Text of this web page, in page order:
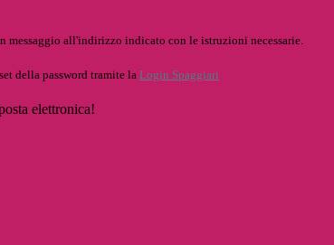
messaggio all'indirizzo indicato con le istruzioni necessarie.
della password tramite la Login Spaggiari
elettronica!